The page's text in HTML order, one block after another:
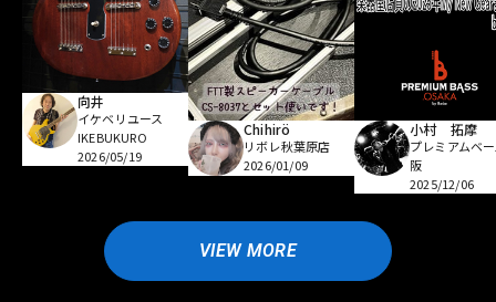
向井
イケベリユース
IKEBUKURO
2026/05/19
Chihirö
リボレ秋葉原店
2026/01/09
小村 拓摩
プレミアムベ
阪
2025/12/06
VIEW MORE